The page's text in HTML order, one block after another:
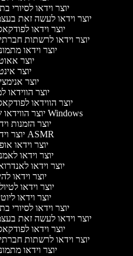
יוצר וידאו לסיורי
יוצר וידאו לעשה זאת
יוצר וידאו
יוצר וידאו לרשתות
יוצר וידאו
יוצר
יוצר
יוצר
יוצר הווידאו
יוצר הווידאו
יוצר הווידאו של Windows
יוצר הזמנות
יוצר וידאו ASMR
יוצר וידאו
יוצר וידאו
יוצר וידאו
יוצר וידאו
יוצר וידאו
יוצר וידאו
יוצר וידאו לסיורי
יוצר וידאו לעשה זאת
יוצר וידאו
יוצר וידאו לרשתות
יוצר וידאו